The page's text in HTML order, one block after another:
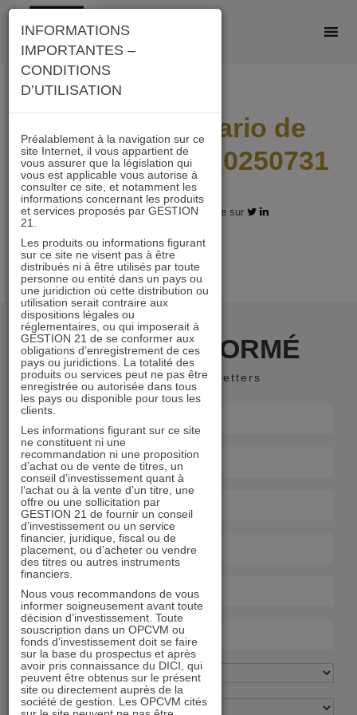
Skip
content
A21_A_Scenario de
performance_20250731
01.09.2025 - Partagez l'article sur
RESTER INFORMÉ
Recevoir nos newsletters
INFORMATIONS
IMPORTANTES –
CONDITIONS
D’UTILISATION
Préalablement à la navigation sur ce
site Internet, il vous appartient de
vous assurer que la législation qui
vous est applicable vous autorise à
consulter ce site, et notamment les
informations concernant les produits
et services proposés par GESTION
21.
Les produits ou informations figurant
sur ce site ne visent pas à être
distribués ni à être utilisés par toute
personne ou entité dans un pays ou
une juridiction où cette distribution ou
utilisation serait contraire aux
dispositions légales ou
réglementaires, ou qui imposerait à
GESTION 21 de se conformer aux
obligations d’enregistrement de ces
pays ou juridictions. La totalité des
produits ou services peut ne pas être
enregistrée ou autorisée dans tous
les pays ou disponible pour tous les
clients.
Les informations figurant sur ce site
ne constituent ni une
recommandation ni une proposition
d’achat ou de vente de titres, un
conseil d’investissement quant à
l’achat ou à la vente d’un titre, une
offre ou une sollicitation par
GESTION 21 de fournir un conseil
d’investissement ou un service
financier, juridique, fiscal ou de
placement, ou d’acheter ou vendre
des titres ou autres instruments
financiers.
Nous vous recommandons de vous
informer soigneusement avant toute
décision d’investissement. Toute
souscription dans un OPCVM ou
fonds d’investissement doit se faire
sur la base du prospectus et après
avoir pris connaissance du DICI, qui
peuvent être obtenus sur le présent
site ou directement auprès de la
société de gestion. Les OPCVM cités